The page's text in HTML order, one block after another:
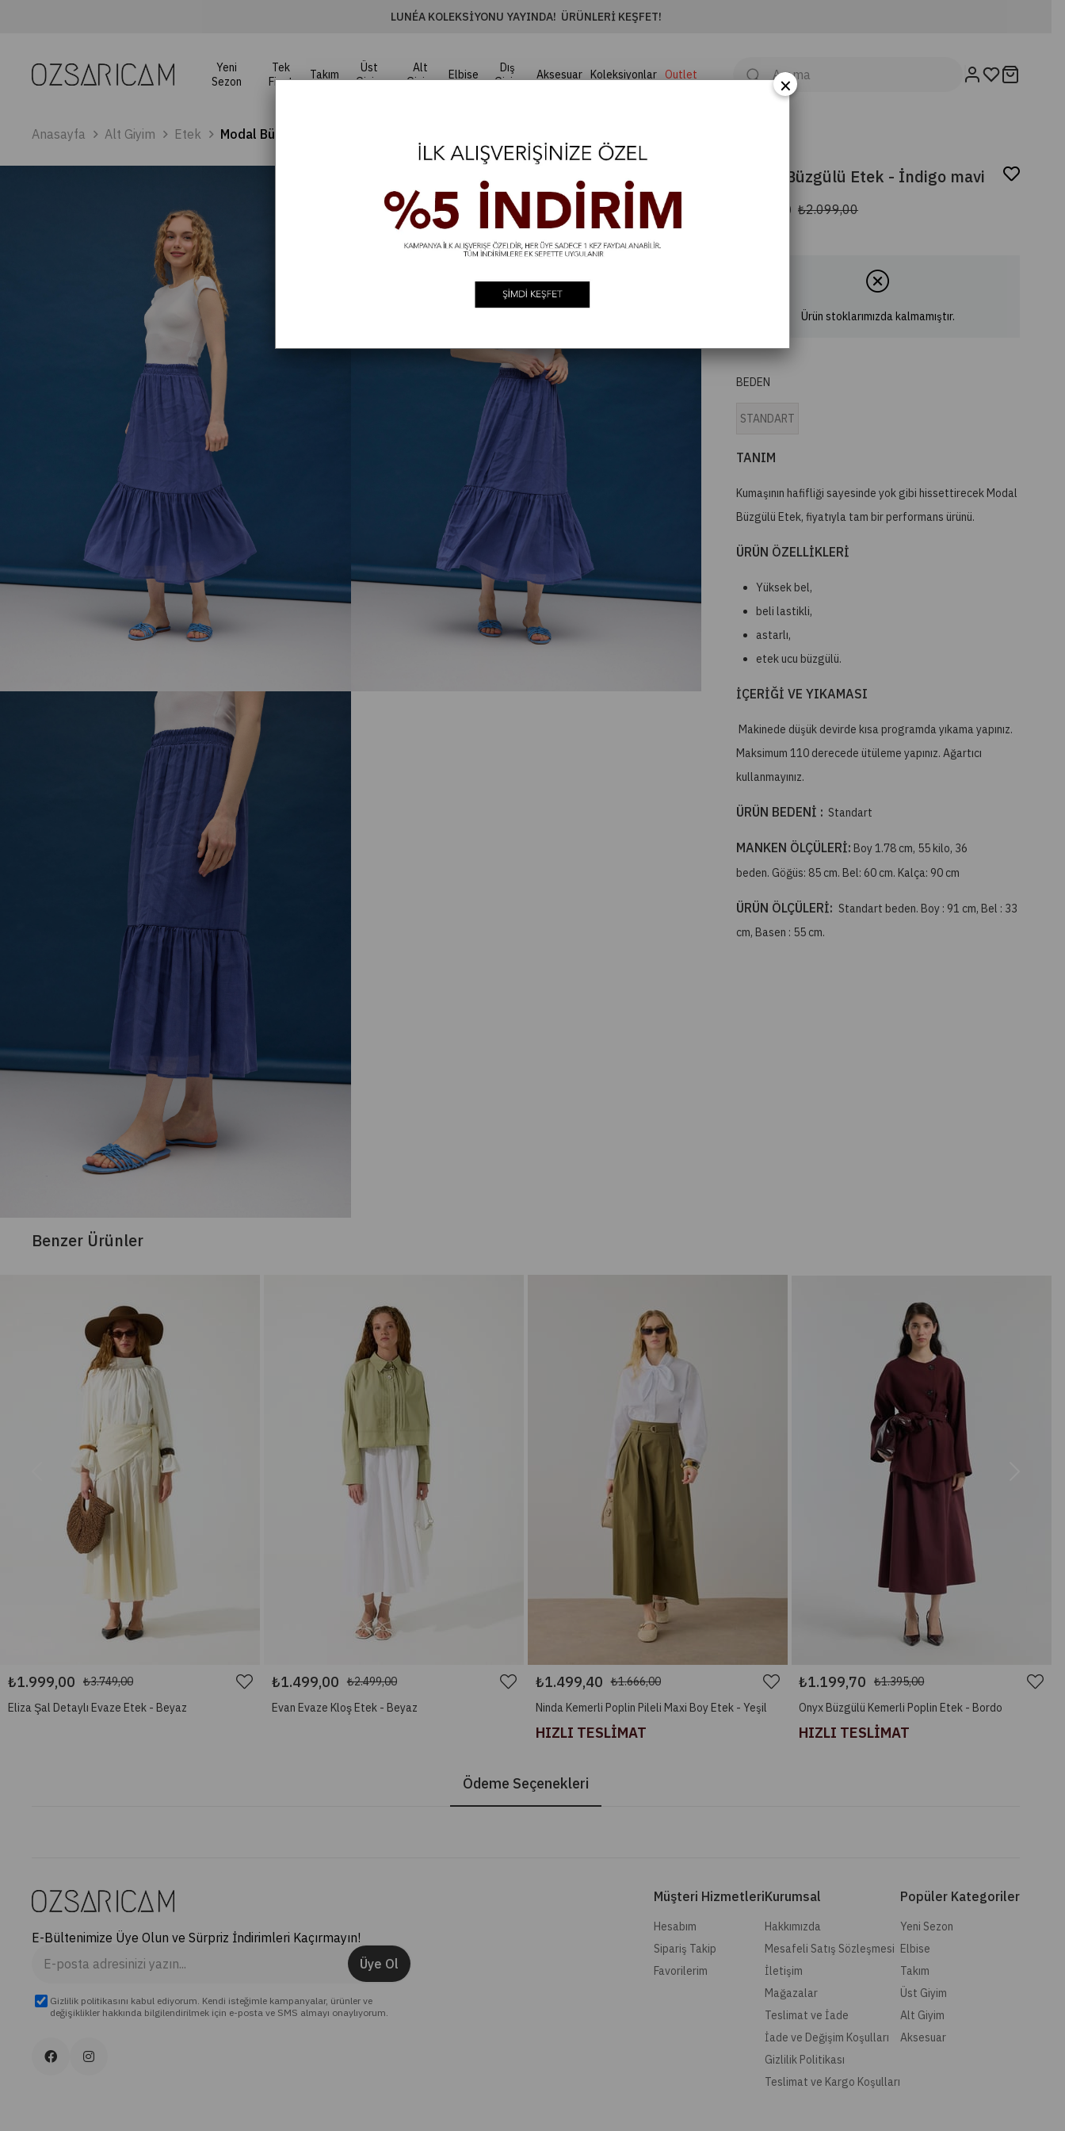
LUNÉA KOLEKSIYONU YAYINDA! ÜRÜNLERI KEŞFET!
Yeni
Sezon
Tek
Fiyat
Takım
Üst
Giyim
Alt
Giyim
Elbise
Dış
Giyim
Aksesuar Koleksiyonlar Outlet
Anasayfa Alt Giyim Etek Modal Büzgülü Etek - İndigo mavi
Modal Büzgülü Etek - İndigo mavi
₺2.099,00
₺499,00
Ürün stoklarımızda kalmamıştır.
BEDEN
STANDART
TANIM
Kumaşının hafifliği sayesinde yok gibi hissettirecek Modal
Büzgülü Etek, fiyatıyla tam bir performans ürünü.
ÜRÜN ÖZELLİKLERİ
Yüksek bel,
beli lastikli,
astarlı,
etek ucu büzgülü.
İÇERİĞİ VE YIKAMASI
Makinede düşük devirde kısa programda yıkama yapınız.
Maksimum 110 derecede ütüleme yapınız. Ağartıcı
kullanmayınız.
ÜRÜN BEDENİ : Standart
MANKEN ÖLÇÜLERİ: Boy 1.78 cm, 55 kilo, 36
beden. Göğüs: 85 cm. Bel: 60 cm. Kalça: 90 cm
ÜRÜN ÖLÇÜLERİ: Standart beden. Boy : 91 cm, Bel : 33
cm, Basen : 55 cm.
Benzer Ürünler
₺1.999,00
₺3.749,00
Eliza Şal Detaylı Evaze Etek - Beyaz
₺1.499,00 ₺2.499,00
Evan Evaze Kloş Etek - Beyaz
₺1.499,40 ₺1.666,00
Ninda Kemerli Poplin Pileli Maxi Boy Etek - Yeşil
HIZLI TESLİMAT
₺1.199,70
₺1.395,00
Onyx Büzgülü Kemerli Poplin Etek - Bordo
HIZLI TESLİMAT
Ödeme Seçenekleri
E-Bültenimize Üye Olun ve Sürpriz İndirimleri Kaçırmayın!
Üye Ol
Gizlilik politikasını kabul ediyorum. Kendi isteğimle kampanyalar, ürünler ve
değişiklikler hakkında bilgilendirilmek için e-posta ve SMS almayı onaylıyorum.
Müşteri Hizmetleri
Hesabım
Sipariş Takip
Favorilerim
Kurumsal
Hakkımızda
Mesafeli Satış Sözleşmesi
İletişim
Mağazalar
Teslimat ve İade
İade ve Değişim Koşulları
Gizlilik Politikası
Teslimat ve Kargo Koşulları
Popüler Kategoriler
Yeni Sezon
Elbise
Takım
Üst Giyim
Alt Giyim
Aksesuar
×